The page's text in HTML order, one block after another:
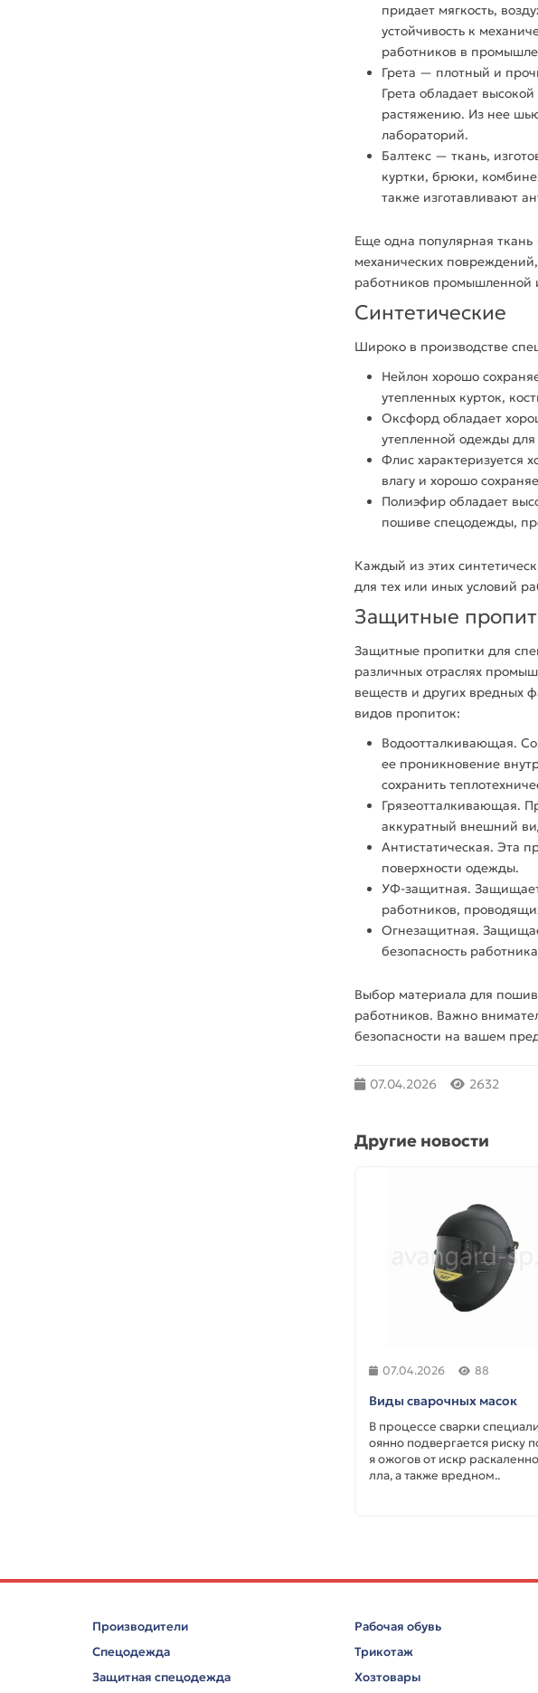
придает мягкость,
устойчивость к
работников в
Грета — плотный и
Грета обладает
растяжению. Из нее
лабораторий.
Балтекс — ткань,
куртки, брюки,
также изготавливают
Еще одна популярная ткань
механических
работников промышленной
Синтетические
Широко в производстве
Нейлон хорошо
утепленных курток,
Оксфорд обладает
утепленной одежды для
Флис характеризуется
влагу и хорошо
Полиэфир обладает
пошиве спецодежды,
Каждый из этих
для тех или иных условий
Защитные
Защитные пропитки для
различных отраслях
веществ и других вредных
видов пропиток:
Водоотталкивающая.
ее проникновение
сохранить
Грязеотталкивающая.
аккуратный внешний
Антистатическая. Эта
поверхности одежды.
УФ-защитная.
работников,
Огнезащитная.
безопасность
Выбор материала для
работников. Важно
безопасности на вашем
07.04.2026 2632
Другие новости
07.04.2026 88
Виды сварочных масок
В процессе сварки
оянно подвергается риску
я ожогов от искр
лла, а также вредном..
Производители
Спецодежда
Защитная спецодежда
Рабочая обувь
Трикотаж
Хозтовары